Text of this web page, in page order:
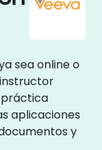
sea online o
aplicaciones
y